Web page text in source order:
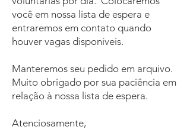
você em nossa lista de espera e
entraremos em contato quando
houver vagas disponíveis.
Manteremos seu pedido em arquivo.
Muito obrigado por sua paciência em
relação à nossa lista de espera.
Atenciosamente,